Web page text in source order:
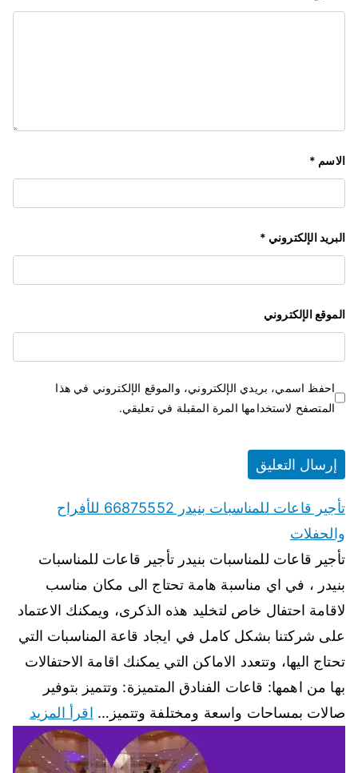
الاسم *
البريد الإلكتروني *
الموقع الإلكتروني
احفظ اسمي، بريدي الإلكتروني، والموقع الإلكتروني في هذا
المتصفح لاستخدامها المرة المقبلة في تعليقي.
تأجير قاعات للمناسبات بنيدر 66875552 للأفراح
والحفلات
تأجير قاعات للمناسبات بنيدر تأجير قاعات للمناسبات
بنيدر ، في اي مناسبة هامة تحتاج الى مكان مناسب
لاقامة احتفال خاص لتخليد هذه الذكرى، ويمكنك الاعتماد
على شركتنا بشكل كامل في ايجاد قاعة المناسبات التي
تحتاج اليها، وتتعدد الاماكن التي يمكنك اقامة الاحتفالات
بها من اهمها: قاعات الفنادق المتميزة: وتتميز بتوفير
صالات بمساحات واسعة ومختلفة وتتميز… اقرأ المزيد